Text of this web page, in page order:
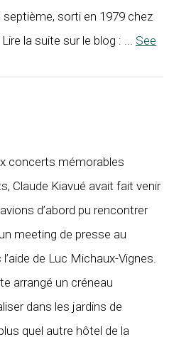
sorti en 1979 chez
la suite sur le blog :
See
concerts mémorables
Claude Kiavué avait fait venir
d’abord pu rencontrer
meeting de presse au
de Luc Michaux-Vignes.
arrangé un créneau
dans les jardins de
quel autre hôtel de la